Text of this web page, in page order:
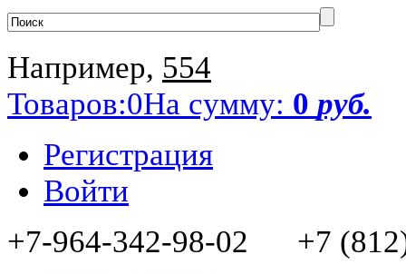
Например, 554
Товаров:0На сумму: 0 руб.
Регистрация
Войти
+7-964-342-98-02 +7